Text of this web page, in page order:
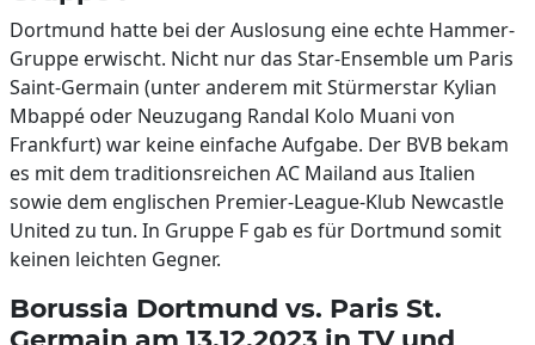
Dortmund hatte bei der Auslosung eine echte Hammer-
Gruppe erwischt. Nicht nur das Star-Ensemble um Paris
Saint-Germain (unter anderem mit Stürmerstar Kylian
Mbappé oder Neuzugang Randal Kolo Muani von
Frankfurt) war keine einfache Aufgabe. Der BVB bekam
es mit dem traditionsreichen AC Mailand aus Italien
sowie dem englischen Premier-League-Klub Newcastle
United zu tun. In Gruppe F gab es für Dortmund somit
keinen leichten Gegner.
Borussia Dortmund vs. Paris St.